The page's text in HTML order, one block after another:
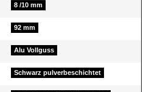
8 /10 mm
92 mm
Alu Vollguss
Schwarz pulverbeschichtet